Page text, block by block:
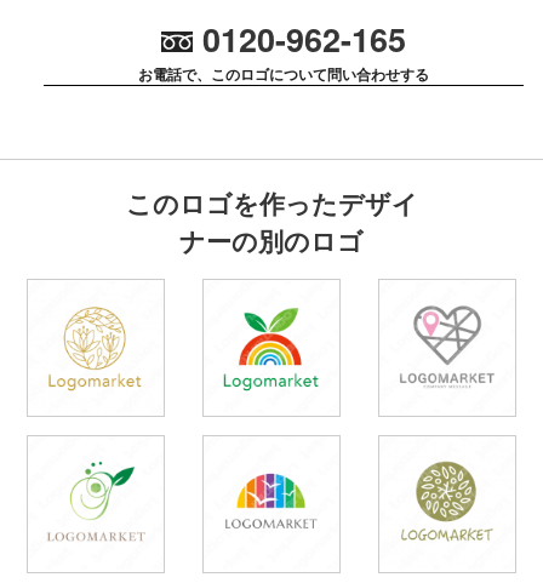
0120-962-165
お電話で、このロゴについて問い合わせする
このロゴを作ったデザイ
ナーの別のロゴ